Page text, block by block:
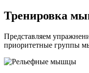
Тренировка
Представляем
приоритетные группы